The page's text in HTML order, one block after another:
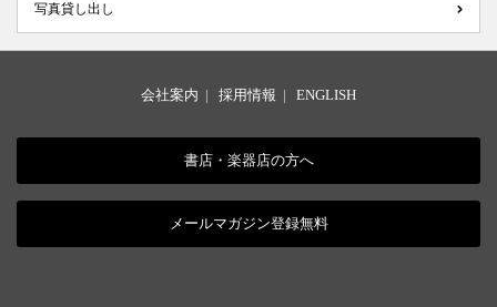
写真貸し出し
会社案内 | 採用情報 | ENGLISH
書店・楽器店の方へ
メールマガジン登録無料